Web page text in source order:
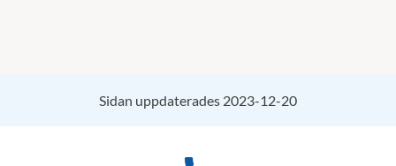
Sidan uppdaterades 2023-12-20